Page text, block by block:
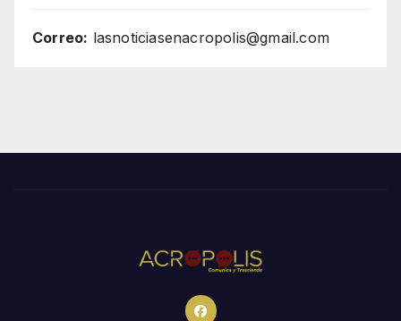
Correo: lasnoticiasenacropolis@gmail.com